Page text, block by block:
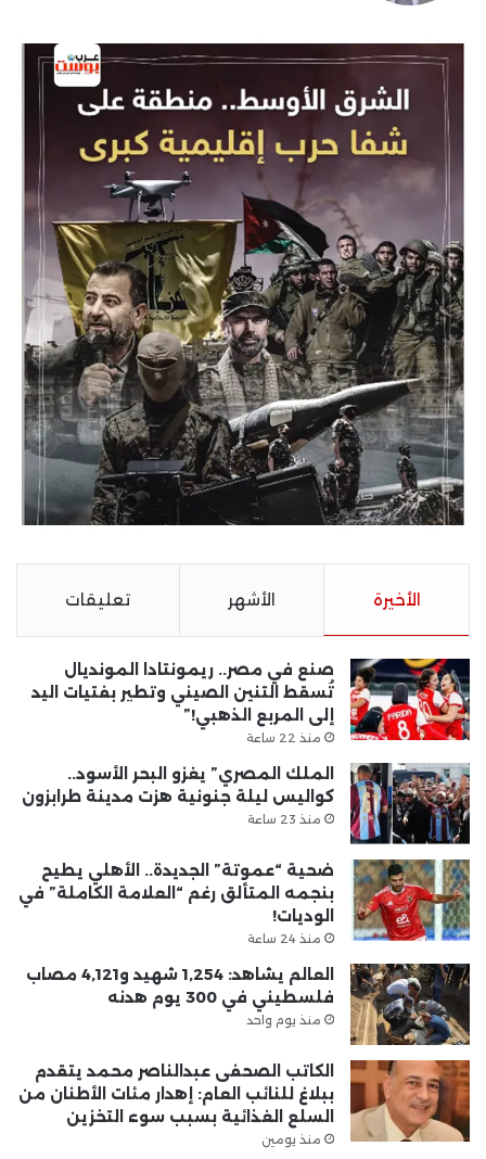
الأخيرة الأشهر تعليقات
صنع في مصر.. ريمونتادا المونديال
تُسقط التنين الصيني وتطير بفتيات اليد
إلى المربع الذهبي!”
منذ 22 ساعة
الملك المصري” يغزو البحر الأسود..
كواليس ليلة جنونية هزت مدينة طرابزون
منذ 23 ساعة
ضحية “عموتة” الجديدة.. الأهلي يطيح
بنجمه المتألق رغم “العلامة الكاملة” في
الوديات!
منذ 24 ساعة
العالم يشاهد: 1,254 شهيد و4,121 مصاب
فلسطيني في 300 يوم هدنه
منذ يوم واحد
الكاتب الصحفى عبدالناصر محمد يتقدم
ببلاغ للنائب العام: إهدار مئات الأطنان من
السلع الغذائية بسبب سوء التخزين
منذ يومين